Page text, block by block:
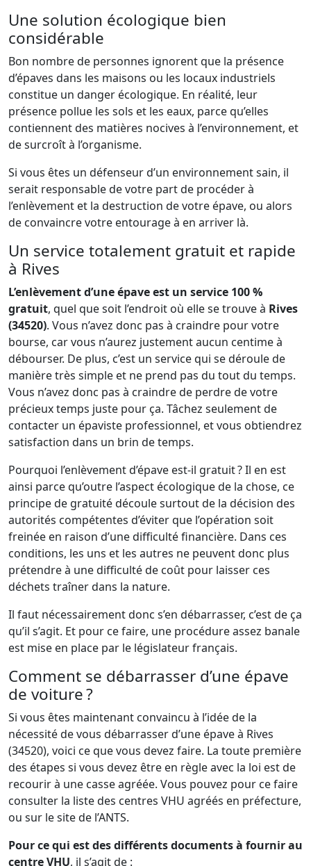
Une solution écologique bien
considérable
Bon nombre de personnes ignorent que la présence
d’épaves dans les maisons ou les locaux industriels
constitue un danger écologique. En réalité, leur
présence pollue les sols et les eaux, parce qu’elles
contiennent des matières nocives à l’environnement, et
de surcroît à l’organisme.
Si vous êtes un défenseur d’un environnement sain, il
serait responsable de votre part de procéder à
l’enlèvement et la destruction de votre épave, ou alors
de convaincre votre entourage à en arriver là.
Un service totalement gratuit et rapide
à Rives
L’enlèvement d’une épave est un service 100 %
gratuit, quel que soit l’endroit où elle se trouve à Rives
(34520). Vous n’avez donc pas à craindre pour votre
bourse, car vous n’aurez justement aucun centime à
débourser. De plus, c’est un service qui se déroule de
manière très simple et ne prend pas du tout du temps.
Vous n’avez donc pas à craindre de perdre de votre
précieux temps juste pour ça. Tâchez seulement de
contacter un épaviste professionnel, et vous obtiendrez
satisfaction dans un brin de temps.
Pourquoi l’enlèvement d’épave est-il gratuit ? Il en est
ainsi parce qu’outre l’aspect écologique de la chose, ce
principe de gratuité découle surtout de la décision des
autorités compétentes d’éviter que l’opération soit
freinée en raison d’une difficulté financière. Dans ces
conditions, les uns et les autres ne peuvent donc plus
prétendre à une difficulté de coût pour laisser ces
déchets traîner dans la nature.
Il faut nécessairement donc s’en débarrasser, c’est de ça
qu’il s’agit. Et pour ce faire, une procédure assez banale
est mise en place par le législateur français.
Comment se débarrasser d’une épave
de voiture ?
Si vous êtes maintenant convaincu à l’idée de la
nécessité de vous débarrasser d’une épave à Rives
(34520), voici ce que vous devez faire. La toute première
des étapes si vous devez être en règle avec la loi est de
recourir à une casse agréée. Vous pouvez pour ce faire
consulter la liste des centres VHU agréés en préfecture,
ou sur le site de l’ANTS.
Pour ce qui est des différents documents à fournir au
centre VHU, il s’agit de :